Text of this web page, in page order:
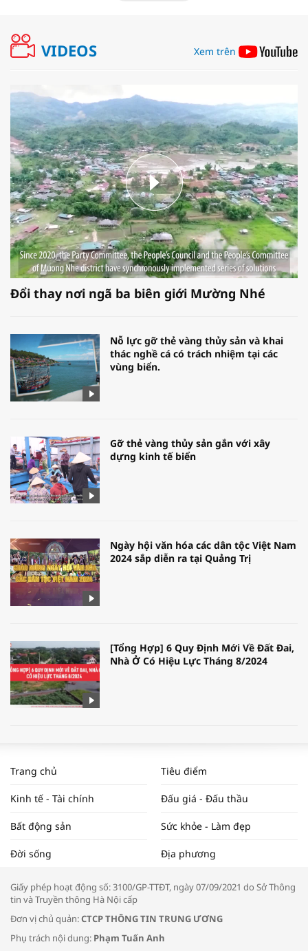
VIDEOS Xem trên
Đổi thay nơi ngã ba biên giới Mường Nhé
Nỗ lực gỡ thẻ vàng thủy sản và khai
thác nghề cá có trách nhiệm tại các
vùng biển.
Gỡ thẻ vàng thủy sản gắn với xây
dựng kinh tế biển
Ngày hội văn hóa các dân tộc Việt Nam
2024 sắp diễn ra tại Quảng Trị
[Tổng Hợp] 6 Quy Định Mới Về Đất Đai,
Nhà Ở Có Hiệu Lực Tháng 8/2024
NAM NĂM 2024 VÀ NĂM 2025 | NHỊP
ĐẬP THỊ TRƯỜNG #62
Tọa đàm “Xúc tiến thương mại: Khơi
Trang chủ Tiêu điểm
Kinh tế - Tài chính Đấu giá - Đấu thầu
Bất động sản Sức khỏe - Làm đẹp
Đời sống Địa phương
Giấy phép hoạt động số: 3100/GP-TTĐT, ngày 07/09/2021 do Sở Thông
tin và Truyền thông Hà Nội cấp
Đơn vị chủ quản:CTCP THÔNG TIN TRUNG ƯƠNG
Phụ trách nội dung: Phạm Tuấn Anh